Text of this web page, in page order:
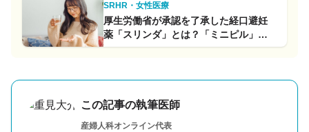
SRHR・女性医療
厚生労働省が承認を了承した経口避妊
薬「スリンダ」とは？「ミニピル」と
して使われている薬との違いも解説
この記事の執筆医師
産婦人科オンライン代表